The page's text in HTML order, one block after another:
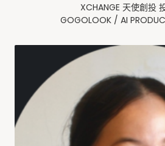
XCHANGE 天使創投
GOGOLOOK / AI